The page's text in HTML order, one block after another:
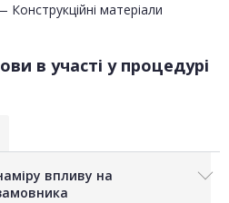
матеріали
в участі у процедурі
впливу на